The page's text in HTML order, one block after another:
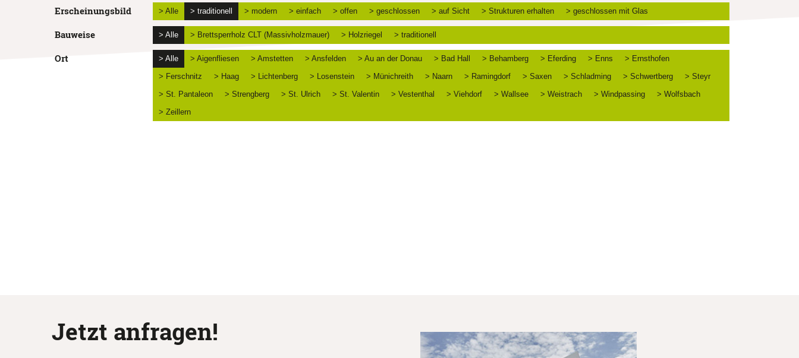
Erscheinungsbild > Alle > traditionell > modern > einfach > offen > geschlossen > auf Sicht > Strukturen erhalten > geschlossen mit Glas
Bauweise > Alle > Brettsperrholz CLT (Massivholzmauer) > Holzriegel > traditionell
Ort > Alle > Aigenfliesen > Amstetten > Ansfelden > Au an der Donau > Bad Hall > Behamberg > Eferding > Enns
> Ernsthofen
> Ferschnitz
> Haag > Lichtenberg > Losenstein > Münichreith > Naarn > Ramingdorf > Saxen > Schladming > Schwertberg
> Steyr
> St. Pantaleon
> Strengberg > St. Ulrich > St. Valentin > Vestenthal > Viehdorf > Wallsee > Weistrach > Windpassing
> Wolfsbach
> Zeillern
Jetzt anfragen!